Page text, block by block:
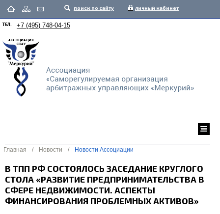
поиск по сайту личный кабинет
ТЕЛ. +7 (495) 748-04-15
Главная / Новости / Новости Ассоциации
В ТПП РФ СОСТОЯЛОСЬ ЗАСЕДАНИЕ КРУГЛОГО
СТОЛА «РАЗВИТИЕ ПРЕДПРИНИМАТЕЛЬСТВА В
СФЕРЕ НЕДВИЖИМОСТИ. АСПЕКТЫ
ФИНАНСИРОВАНИЯ ПРОБЛЕМНЫХ АКТИВОВ»